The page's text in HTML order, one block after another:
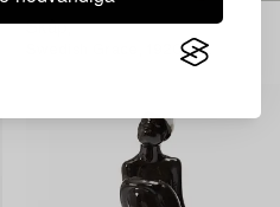
Skåp,
Swedish Grace, 1920-tal.